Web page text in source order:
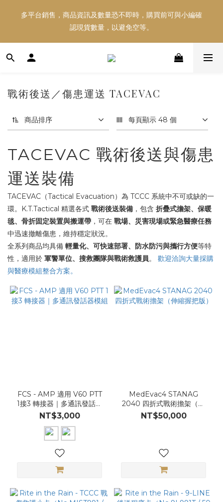
多平台銷售，商品資訊及數量恐不即時，購買前可與小編確
認現貨數量，以避免空等。
多平台銷售，商品資訊及數量恐不即時，購買前可與小編確
認現貨數量，以避免空等。
好東西跟好朋友分享～推薦好友一同享100元購物金！！！
多平台銷售，商品資訊及數量恐不即時，購買前可與小編確
戰術後送／傷患運送 TACEVAC
商品排序 每頁顯示 48 個
TACEVAC 戰術後送與傷患
運送裝備
TACEVAC（Tactical Evacuation）為 TCCC 系統中不可或缺的一
環。K.T.Tactical 精選各式 戰術後送裝備 ，包含 折疊式擔架、保暖
毯、骨折固定裝置與搬運帶 ，可在 戰場、災害現場或緊急醫療任務
中迅速撤離傷患，維持穩定狀況。
全系列商品均具備 輕量化、可快速部署、防水防污與攜行方便等特
性，適用於 軍警單位、搜救團隊與戰術救護員。 歡迎洽詢大量採購
與醫療模組整合方案。
FCS - AMP 適用 V60 PTT
1接3 轉接器｜多通訊發話器
模組
NT$3,000
MedEvac4 STANAG
2040 四折式戰術擔架（伸
縮握把版）
NT$50,000